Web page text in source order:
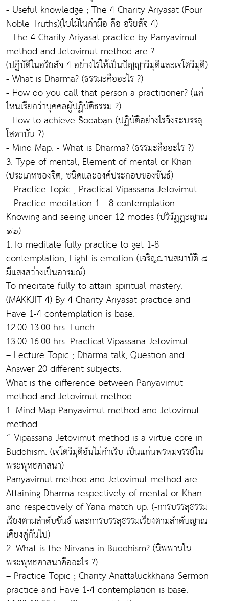
- Useful knowledge ; The 4 Charity Ariyasat (Four
Noble Truths)(ใบไม้ในกำมือ คือ อริยสัจ 4)
- The 4 Charity Ariyasat practice by Panyavimut
method and Jetovimut method are ?
(ปฏิบัติในอริยสัจ 4 อย่างไรให้เป็นปัญญาวิมุติและเจโตวิมุติ)
- What is Dharma? (ธรรมะคืออะไร ?)
- How do you call that person a practitioner? (แค่
ไหนเรียกว่าบุคคลผู้ปฏิบัติธรรม ?)
- How to achieve S̄odābạn (ปฏิบัติอย่างไรจึงจะบรรลุ
โสดาบัน ?)
- Mind Map. - What is Dharma? (ธรรมะคืออะไร ?)
3. Type of mental, Element of mental or Khan
(ประเภทของจิต, ชนิดและองค์ประกอบของขันธ์)
– Practice Topic ; Practical Vipassana Jetovimut
– Practice meditation 1 - 8 contemplation.
Knowing and seeing under 12 modes (ปริวัฏฏะญาณ
๑๒)
1.To meditate fully practice to get 1-8
contemplation, Light is emotion (เจริญฌานสมาบัติ ๘
มีแสงสว่างเป็นอารมณ์)
To meditate fully to attain spiritual mastery.
(MAKKJIT 4) By 4 Charity Ariyasat practice and
Have 1-4 contemplation is base.
12.00-13.00 hrs. Lunch
13.00-16.00 hrs. Practical Vipassana Jetovimut
– Lecture Topic ; Dharma talk, Question and
Answer 20 different subjects.
What is the difference between Panyavimut
method and Jetovimut method.
1. Mind Map Panyavimut method and Jetovimut
method.
“ Vipassana Jetovimut method is a virtue core in
Buddhism. (เจโตวิมุติอันไม่กำเริบ เป็นแก่นพรหมจรรย์ใน
พระพุทธศาสนา)
Panyavimut method and Jetovimut method are
Attaining Dharma respectively of mental or Khan
and respectively of Yana match up. (-การบรรลุธรรม
เรียงตามลำดับขันธ์ และการบรรลุธรรมเรียงตามลำดับญาณ
เคียงคู่กันไป)
2. What is the Nirvana in Buddhism? (นิพพานใน
พระพุทธศาสนาคืออะไร ?)
– Practice Topic ; Charity Anattaluckkhana Sermon
practice and Have 1-4 contemplation is base.